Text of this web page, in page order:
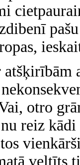
otro
reiz
veltīts